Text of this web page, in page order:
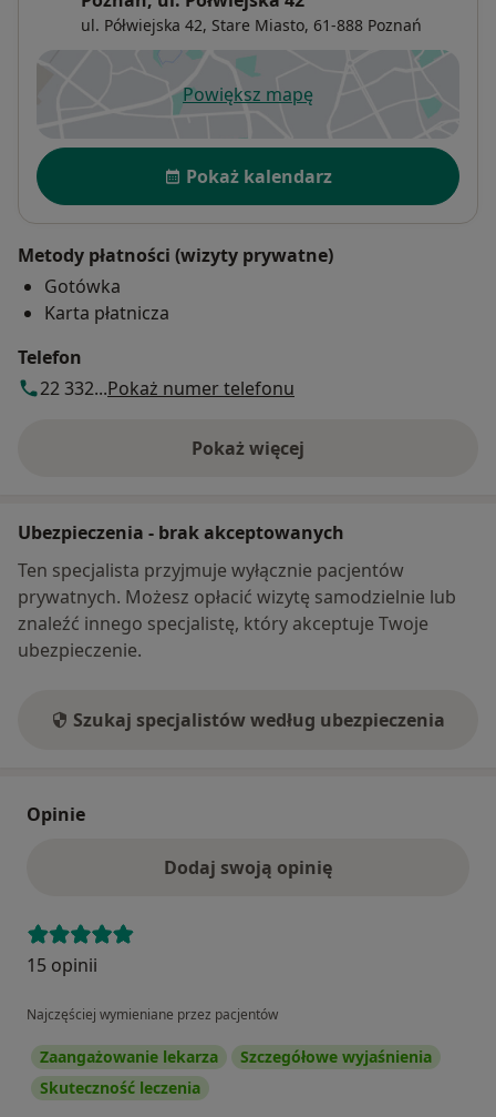
ul. Półwiejska 42, Stare Miasto, 61-888 Poznań
Powiększ mapęotwiera się w nowej karcie
Dostępność
Pokaż kalendarz
Metody płatności (wizyty prywatne)
Gotówka
Karta płatnicza
Telefon
22 332...Pokaż numer telefonu
Pokaż więcej
o adresie
Ubezpieczenia - brak akceptowanych
Ten specjalista przyjmuje wyłącznie pacjentów
prywatnych. Możesz opłacić wizytę samodzielnie lub
znaleźć innego specjalistę, który akceptuje Twoje
ubezpieczenie.
Szukaj specjalistów według ubezpieczenia
Opinie
Dodaj swoją opinię
15 opinii
Najczęściej wymieniane przez pacjentów
Zaangażowanie lekarza
Szczegółowe wyjaśnienia
Skuteczność leczenia